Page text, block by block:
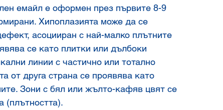
емайл е оформен през първите 8-9
Хипоплазията може да се
асоцииран с най-малко плътните
се като плитки или дълбоки
линии с частично или тотално
от друга страна се проявява като
Зони с бял или жълто-кафяв цвят се
(плътността).